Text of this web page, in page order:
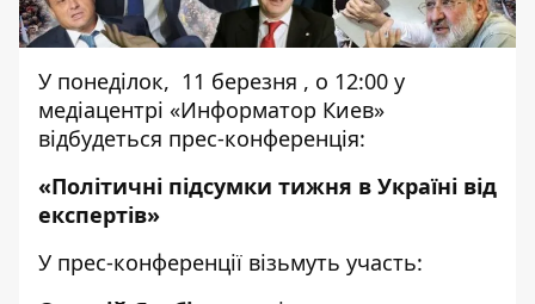
У понеділок, 11 березня , о 12:00 у
медіацентрі «Информатор Киев»
відбудеться прес-конференція:
«Політичні підсумки тижня в Україні від
експертів»
У прес-конференції візьмуть участь: